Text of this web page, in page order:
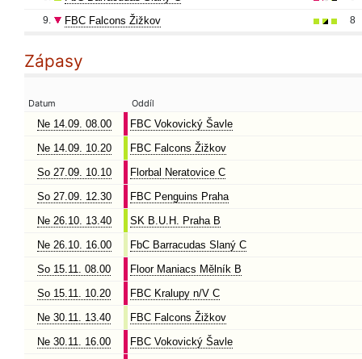
9. FBC Falcons Žižkov 8
Zápasy
Datum Oddíl
Ne 14.09. 08.00
FBC Vokovický Šavle
Ne 14.09. 10.20
FBC Falcons Žižkov
So 27.09. 10.10
Florbal Neratovice C
So 27.09. 12.30
FBC Penguins Praha
Ne 26.10. 13.40
SK B.U.H. Praha B
Ne 26.10. 16.00
FbC Barracudas Slaný C
So 15.11. 08.00
Floor Maniacs Mělník B
So 15.11. 10.20
FBC Kralupy n/V C
Ne 30.11. 13.40
FBC Falcons Žižkov
Ne 30.11. 16.00
FBC Vokovický Šavle